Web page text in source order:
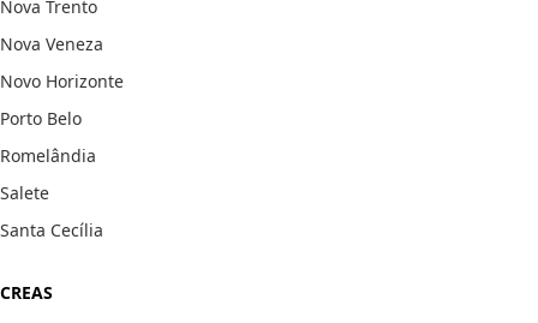
Nova Trento
Nova Veneza
Novo Horizonte
Porto Belo
Romelândia
Salete
Santa Cecília
CREAS